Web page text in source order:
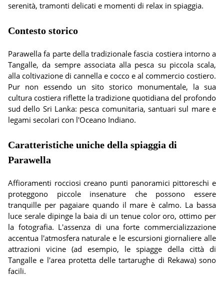
serenità, tramonti delicati e momenti di relax in spiaggia.
Contesto storico
Parawella fa parte della tradizionale fascia costiera intorno a
Tangalle, da sempre associata alla pesca su piccola scala,
alla coltivazione di cannella e cocco e al commercio costiero.
Pur non essendo un sito storico monumentale, la sua
cultura costiera riflette la tradizione quotidiana del profondo
sud dello Sri Lanka: pesca comunitaria, santuari sul mare e
legami secolari con l'Oceano Indiano.
Caratteristiche uniche della spiaggia di
Parawella
Affioramenti rocciosi creano punti panoramici pittoreschi e
proteggono piccole insenature che possono essere
tranquille per pagaiare quando il mare è calmo. La bassa
luce serale dipinge la baia di un tenue color oro, ottimo per
la fotografia. L'assenza di una forte commercializzazione
accentua l'atmosfera naturale e le escursioni giornaliere alle
attrazioni vicine (ad esempio, le spiagge della città di
Tangalle e l'area protetta delle tartarughe di Rekawa) sono
facili.